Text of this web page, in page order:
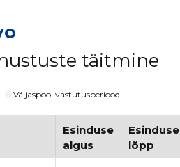
täitmine
Väljaspool vastutusperioodi
Esinduse
algus
Esinduse
lõpp